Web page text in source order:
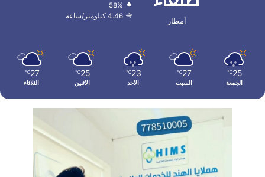
أمطار
58%
4.46 كيلومتر/ساعة
25
℃
الجمعة
27
℃
السبت
23
℃
الأحد
25
℃
الأثنين
27
℃
الثلاثاء